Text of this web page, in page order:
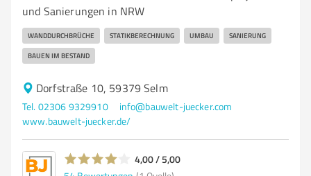
und Sanierungen in NRW
WANDDURCHBRÜCHE STATIKBERECHNUNG UMBAU SANIERUNG
BAUEN IM BESTAND
Dorfstraße 10, 59379 Selm
Tel. 02306 9329910
info@bauwelt-juecker.com
www.bauwelt-juecker.de/
4,00 / 5,00